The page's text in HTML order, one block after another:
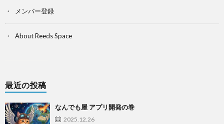
メンバー登録
About Reeds Space
最近の投稿
なんでも屋 アプリ開発の巻
2025.12.26